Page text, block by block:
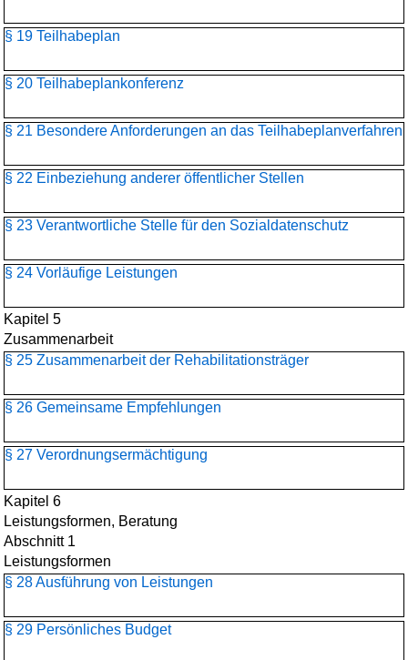
§ 19 Teilhabeplan
§ 20 Teilhabeplankonferenz
§ 21 Besondere Anforderungen an das Teilhabeplanverfahren
§ 22 Einbeziehung anderer öffentlicher Stellen
§ 23 Verantwortliche Stelle für den Sozialdatenschutz
§ 24 Vorläufige Leistungen
Kapitel 5
Zusammenarbeit
§ 25 Zusammenarbeit der Rehabilitationsträger
§ 26 Gemeinsame Empfehlungen
§ 27 Verordnungsermächtigung
Kapitel 6
Leistungsformen, Beratung
Abschnitt 1
Leistungsformen
§ 28 Ausführung von Leistungen
§ 29 Persönliches Budget